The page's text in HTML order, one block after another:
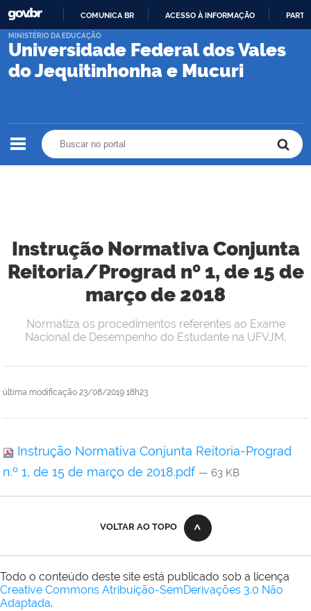
PARA
CONTEÚDO
COMUNICA BR ACESSO À INFORMAÇÃO
Universidade Federal dos Vales
do Jequitinhonha e Mucuri
MINISTÉRIO DA EDUCAÇÃO
Instrução Normativa Conjunta
Reitoria/Prograd nº 1, de 15 de
março de 2018
última modificação 23/08/2019 18h23
Normatiza os procedimentos referentes ao Exame
Nacional de Desempenho do Estudante na UFVJM.
Instrução Normativa Conjunta Reitoria-Prograd
n.º 1, de 15 de março de 2018.pdf — 63 KB
VOLTAR AO TOPO
Todo o conteúdo deste site está publicado sob a licença
Creative Commons Atribuição-SemDerivações 3.0 Não
Adaptada.